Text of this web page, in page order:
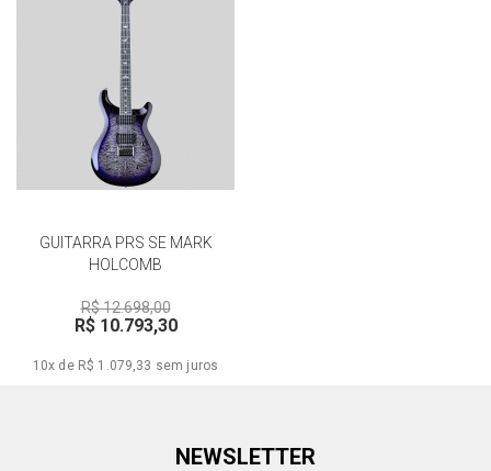
GUITARRA PRS SE MARK
HOLCOMB
R$ 12.698,00
R$ 10.793,30
10x de R$ 1.079,33 sem juros
NEWSLETTER